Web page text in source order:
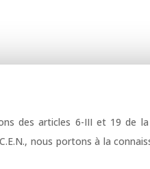
des articles 6-III et 19 de
nous portons à la